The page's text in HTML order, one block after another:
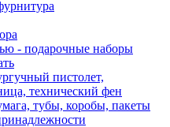
- подарочные наборы
пистолет,
технический фен
тубы, коробы, пакеты